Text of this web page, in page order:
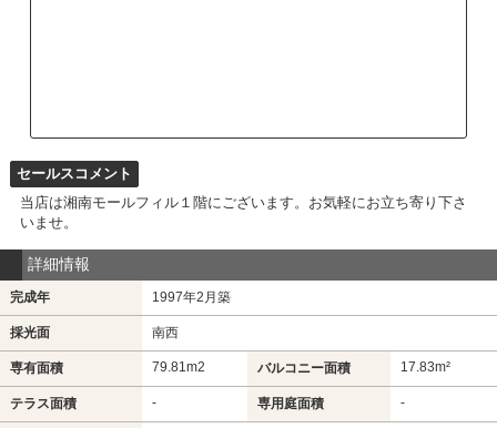
セールスコメント
当店は湘南モールフィル１階にございます。お気軽にお立ち寄り下さ
いませ。
詳細情報
完成年 1997年2月築
採光面 南西
専有面積 79.81m2 バルコニー面積 17.83m²
テラス面積 - 専用庭面積 -